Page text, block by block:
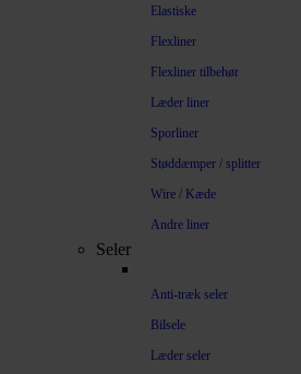
Elastiske
Flexliner
Flexliner tilbehør
Læder liner
Sporliner
Støddæmper / splitter
Wire / Kæde
Andre liner
Seler
Anti-træk seler
Bilsele
Læder seler